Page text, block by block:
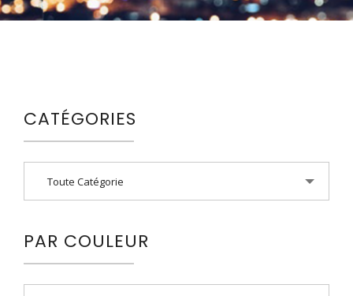
CATÉGORIES
Toute Catégorie
PAR COULEUR